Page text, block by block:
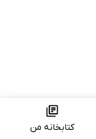
کتابخانه من